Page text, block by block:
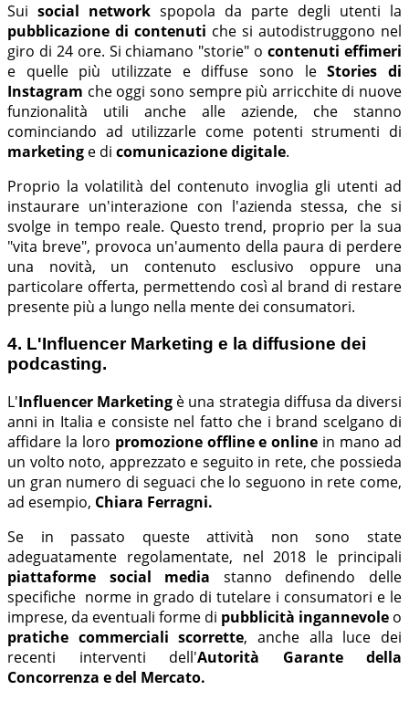
Sui social network spopola da parte degli utenti la
pubblicazione di contenuti che si autodistruggono nel
giro di 24 ore. Si chiamano "storie" ocontenuti effimeri
e quelle più utilizzate e diffuse sono leStories di
Instagram che oggi sono sempre più arricchite di nuove
funzionalità utili anche alle aziende, che stanno
cominciando ad utilizzarle come potenti strumenti di
marketing e di comunicazione digitale.
Proprio la volatilità del contenuto invoglia gli utenti ad
instaurare un'interazione con l'azienda stessa, che si
svolge in tempo reale. Questo trend, proprio per la sua
"vita breve", provoca un'aumento della paura di perdere
una novità, un contenuto esclusivo oppure una
particolare offerta, permettendo così al brand di restare
presente più a lungo nella mente dei consumatori.
4. L'Influencer Marketing e la diffusione dei
podcasting.
L'Influencer Marketing è una strategia diffusa da diversi
anni in Italia e consiste nel fatto che i brand scelgano di
affidare la loro promozione offline e online in mano ad
un volto noto, apprezzato e seguito in rete, che possieda
un gran numero di seguaci che lo seguono in rete come,
ad esempio, Chiara Ferragni.
Se in passato queste attività non sono state
adeguatamente regolamentate, nel 2018 le principali
piattaforme social media stanno definendo delle
specifiche norme in grado di tutelare i consumatori e le
imprese, da eventuali forme di pubblicità ingannevole o
pratiche commerciali scorrette, anche alla luce dei
recenti interventi dell'Autorità Garante della
Concorrenza e del Mercato.